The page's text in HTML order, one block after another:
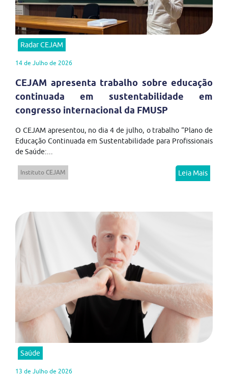
Radar CEJAM
14 de Julho de 2026
CEJAM apresenta trabalho sobre educação
continuada em sustentabilidade em
congresso internacional da FMUSP
O CEJAM apresentou, no dia 4 de julho, o trabalho “Plano de
Educação Continuada em Sustentabilidade para Profissionais
de Saúde:...
Instituto CEJAM Leia Mais
Saúde
13 de Julho de 2026